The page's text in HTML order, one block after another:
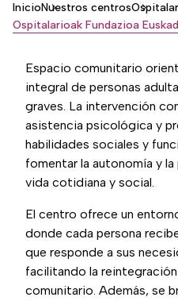
Breadcrumb
InicioNuestros centros
Espacio comunitario
integral de personas
graves. La intervención
asistencia psicológica y
habilidades sociales y
fomentar la autonomía y
vida cotidiana y social.
El centro ofrece un
donde cada persona
que responde a sus
facilitando la
comunitario. Además, se